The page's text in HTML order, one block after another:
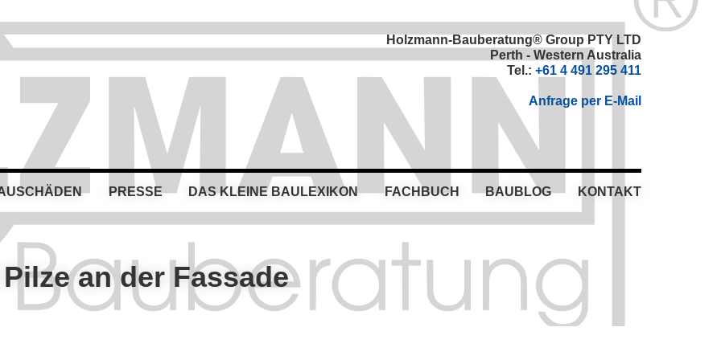
Holzmann-Bauberatung® Group PTY LTD
Perth - Western Australia
Tel.: +61 4 491 295 411
Anfrage per E-Mail
PRESSE DAS KLEINE BAULEXIKON FACHBUCH BAUBLOG KONTAKT
an der Fassade